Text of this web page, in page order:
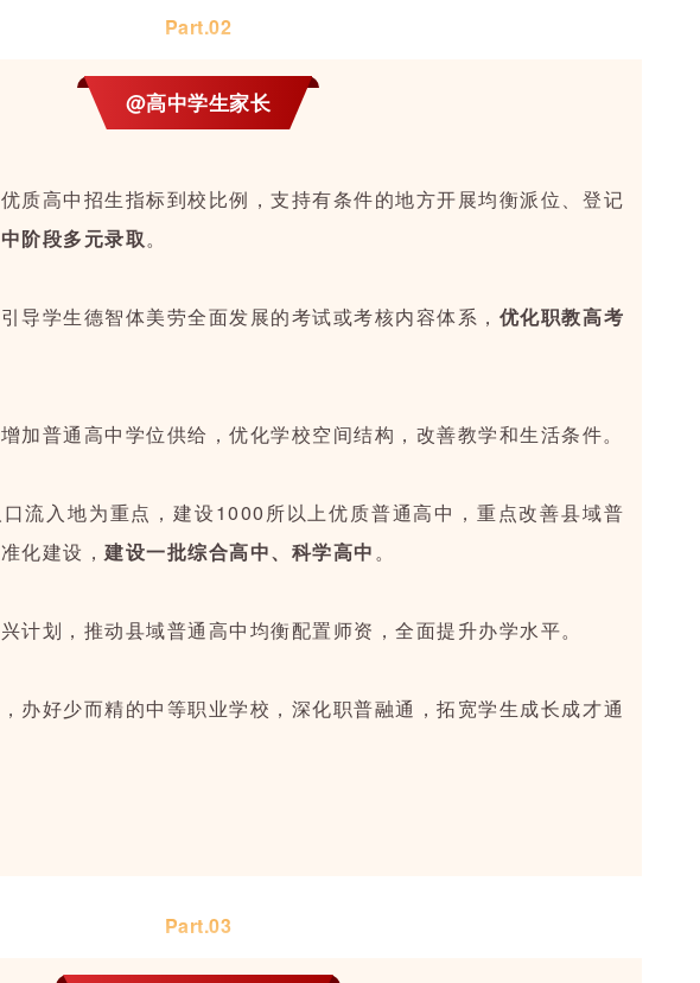
Part.02
@高中学生家长
质高中招生指标到校比例，支持有条件的地方开展均衡派位、登记
阶段多元录取。
导学生德智体美劳全面发展的考试或考核内容体系， 优化职教高考
加普通高中学位供给，优化学校空间结构，改善教学和生活条件。
流入地为重点，建设1000所以上优质普通高中，重点改善县域普
化建设， 建设一批综合高中、科学高中。
计划，推动县域普通高中均衡配置师资，全面提升办学水平。
，办好少而精的中等职业学校，深化职普融通，拓宽学生成长成才通
Part.03